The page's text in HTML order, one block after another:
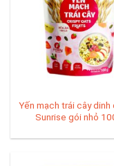
Yến mạch trái cây dinh
Sunrise gói nhỏ